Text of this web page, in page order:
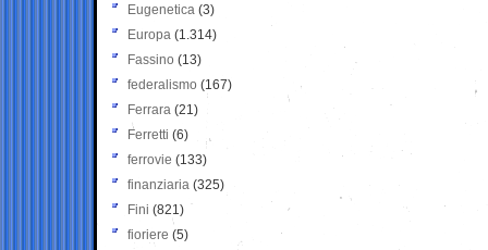
Eugenetica (3)
Europa (1.314)
Fassino (13)
federalismo (167)
Ferrara (21)
Ferretti (6)
ferrovie (133)
finanziaria (325)
Fini (821)
fioriere (5)